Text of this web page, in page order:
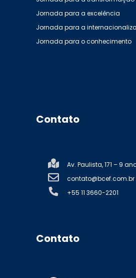
Jornada para a excelência
Jornada para a
Jornada para o conhecimento
Contato
Av. Paulista, 171 – 9
contato@bcef.com.br
+55 11 3660-2201
Contato